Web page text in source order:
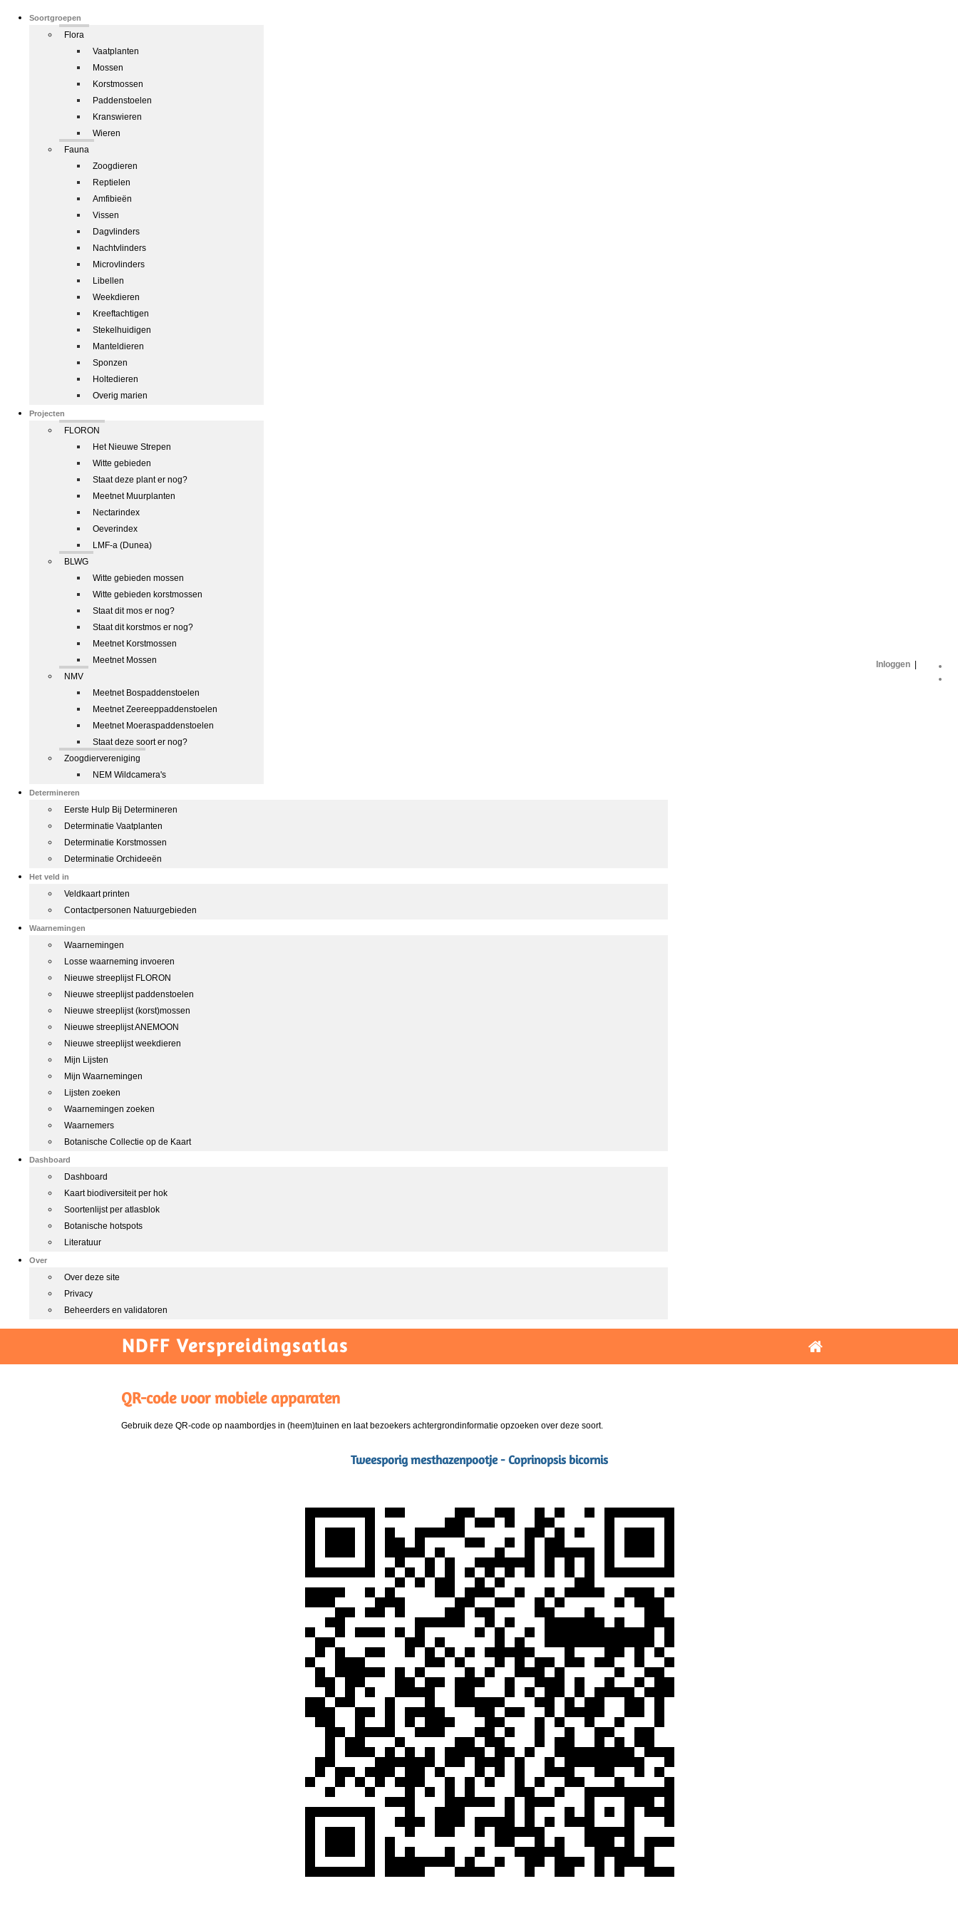
Soortgroepen
Flora
Vaatplanten
Mossen
Korstmossen
Paddenstoelen
Kranswieren
Wieren
Fauna
Zoogdieren
Reptielen
Amfibieën
Vissen
Dagvlinders
Nachtvlinders
Microvlinders
Libellen
Weekdieren
Kreeftachtigen
Stekelhuidigen
Manteldieren
Sponzen
Holtedieren
Overig marien
Projecten
FLORON
Het Nieuwe Strepen
Witte gebieden
Staat deze plant er nog?
Meetnet Muurplanten
Nectarindex
Oeverindex
LMF-a (Dunea)
BLWG
Witte gebieden mossen
Witte gebieden korstmossen
Staat dit mos er nog?
Staat dit korstmos er nog?
Meetnet Korstmossen
Meetnet Mossen
NMV
Meetnet Bospaddenstoelen
Meetnet Zeereeppaddenstoelen
Meetnet Moeraspaddenstoelen
Staat deze soort er nog?
Zoogdiervereniging
NEM Wildcamera's
Determineren
Eerste Hulp Bij Determineren
Determinatie Vaatplanten
Determinatie Korstmossen
Determinatie Orchideeën
Het veld in
Veldkaart printen
Contactpersonen Natuurgebieden
Waarnemingen
Waarnemingen
Losse waarneming invoeren
Nieuwe streeplijst FLORON
Nieuwe streeplijst paddenstoelen
Nieuwe streeplijst (korst)mossen
Nieuwe streeplijst ANEMOON
Nieuwe streeplijst weekdieren
Mijn Lijsten
Mijn Waarnemingen
Lijsten zoeken
Waarnemingen zoeken
Waarnemers
Botanische Collectie op de Kaart
Dashboard
Dashboard
Kaart biodiversiteit per hok
Soortenlijst per atlasblok
Botanische hotspots
Literatuur
Over
Over deze site
Privacy
Beheerders en validatoren
Inloggen
NDFF Verspreidingsatlas
QR-code voor mobiele apparaten
Gebruik deze QR-code op naambordjes in (heem)tuinen en laat bezoekers achtergrondinformatie opzoeken over deze soort.
Tweesporig mesthazenpootje - Coprinopsis bicornis